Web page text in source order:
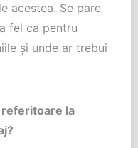
acestea. Se pare
fel ca pentru
și unde ar trebui
la